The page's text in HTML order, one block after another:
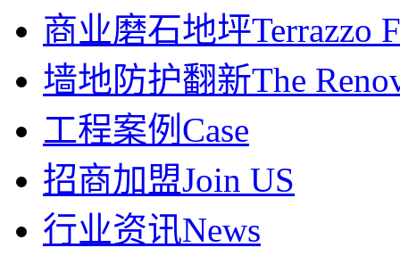
商业磨石地坪Terrazzo
墙地防护翻新The
工程案例 Case
招商加盟Join US
行业资讯News